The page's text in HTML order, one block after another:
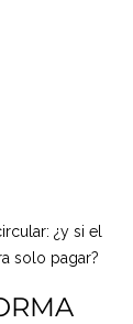
¿y si el
solo pagar?